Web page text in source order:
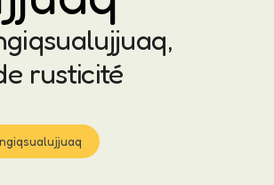
rusticité